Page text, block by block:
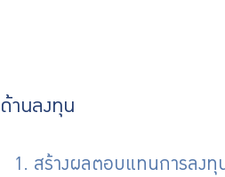
ด้านลงทุน
1. สร้างผลตอบแทนการลงทุ